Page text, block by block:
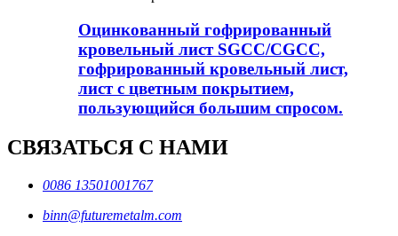
Оцинкованный гофрированный
кровельный лист SGCC/CGCC,
гофрированный кровельный лист,
лист с цветным покрытием,
пользующийся большим спросом.
СВЯЗАТЬСЯ С НАМИ
0086 13501001767
binn@futuremetalm.com